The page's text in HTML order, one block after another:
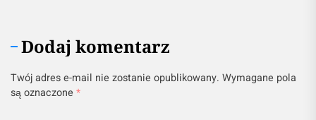
Dodaj komentarz
Twój adres e-mail nie zostanie opublikowany. Wymagane pola
są oznaczone *